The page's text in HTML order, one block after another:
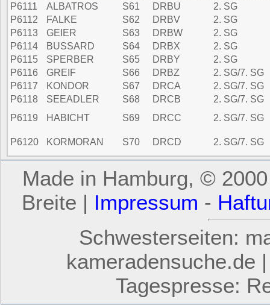
P6111
ALBATROS S61 DRBU
2. SG
P6112
FALKE S62 DRBV
2. SG
P6113
GEIER S63 DRBW
2. SG
P6114
BUSSARD S64 DRBX
2. SG
P6115
SPERBER S65 DRBY
2. SG
P6116
GREIF S66 DRBZ
2. SG/7. SG
P6117
KONDOR S67 DRCA
2. SG/7. SG
P6118
SEEADLER S68 DRCB
2. SG/7. SG
P6119
HABICHT S69 DRCC 2. SG/7. SG
P6120 KORMORAN S70 DRCD 2. SG/7. SG
Made in Hamburg, ©
Breite | Impressum -
Schwesterseiten:
kameradensuche.de
Tagespresse: